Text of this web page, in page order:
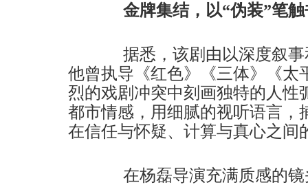
金牌集结，以“伪装”笔
据悉，该剧由以深度叙事
他曾执导《红色》《三体》《太
烈的戏剧冲突中刻画独特的人性
都市情感，用细腻的视听语言，
在信任与怀疑、计算与真心之间
在杨磊导演充满质感的镜